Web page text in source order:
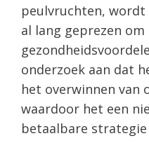
peulvruchten,
al lang geprezen om
onderzoek aan dat
het overwinnen van
waardoor het een
betaalbare